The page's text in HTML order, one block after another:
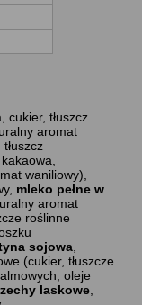
cukier, tłuszcz
aromat
waniliowy),
mleko pełne w
aromat
roślinne
sojowa
(cukier, tłuszcze
oleje
laskowe